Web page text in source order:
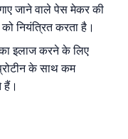
जाने वाले पेस मेकर की
नियंत्रित करता है।
का इलाज करने के लिए
के साथ कम
हैं।